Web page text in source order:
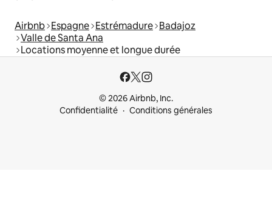
Airbnb Espagne Estrémadure Badajoz
Valle de Santa Ana
Locations moyenne et longue durée
© 2026 Airbnb, Inc.
Confidentialité
Conditions générales